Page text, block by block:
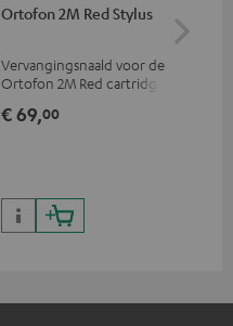
Ortofon 2M Red Stylus
Vervangingsnaald voor de
Ortofon 2M Red cartridge
€ 69,00